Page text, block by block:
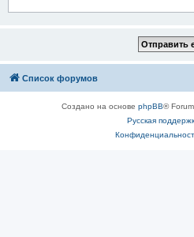
Список форумов
Создано на основе phpBB®
Русская